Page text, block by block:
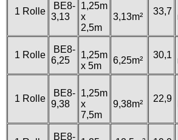
1 Rolle
BE8-
3,13
1,25m
x
2,5m
3,13m²
33,7
1 Rolle
BE8-
6,25
1,25m
x 5m
6,25m²
30,1
1 Rolle
BE8-
9,38
1,25m
x
7,5m
9,38m²
22,9
BE8-